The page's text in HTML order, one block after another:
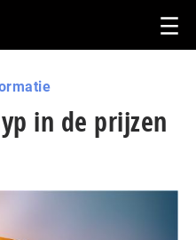
in de prijzen